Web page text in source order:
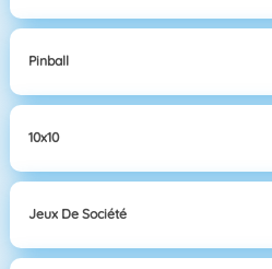
Pinball
10x10
Jeux De Société